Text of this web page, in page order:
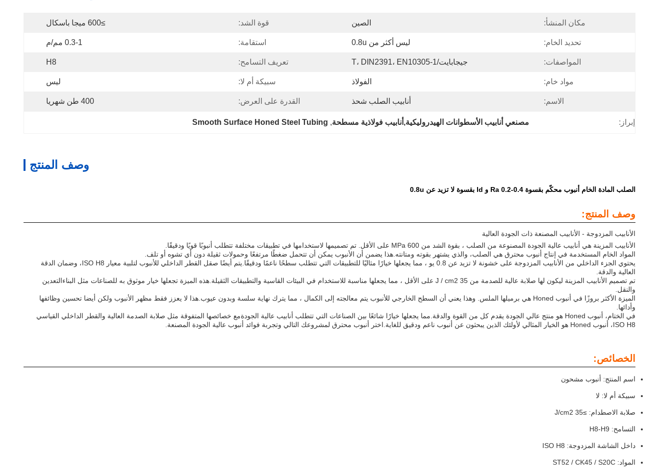
مكان المنشأ: الصين قوة الشد: ≥600 ميجا باسكال
تحديد الخام: ليس أكثر من 0.8u استقامة: 0.3-1 مم/م
المواصفات: جيجابايت/T، DIN2391، EN10305-1 تعريف التسامح: H8
مواد خام: الفولاذ سبيكة أم لا: ليس
الاسم: أنابيب الصلب شحذ القدرة على العرض: 400 طن شهريا
إبراز: مصنعي أنابيب الأسطوانات الهيدروليكية,أنابيب فولاذية مسطحة,
Smooth Surface Honed Steel Tubing
وصف المنتج
الصلب المادة الخام أنبوب محكّم بقسوة Ra 0.2-0.4 و Id بقسوة لا تزيد عن 0.8u
وصف المنتج:
الأنابيب المزدوجة - الأنابيب المصنعة ذات الجودة العالية
الأنابيب المزينة هي أنابيب عالية الجودة المصنوعة من الصلب ، بقوة الشد من 600 MPa على الأقل. تم تصميمها لاستخدامها في تطبيقات مختلفة تتطلب أنبوبًا قويًا ودقيقًا.
المواد الخام المستخدمة في إنتاج أنبوب محترق هي الصلب، والذي يشتهر بقوته ومتانته.هذا يضمن أن الأنبوب يمكن أن تتحمل ضغطًا مرتفعًا وحمولات ثقيلة دون أي تشوه أو تلف.
يحتوي الجزء الداخلي من الأنابيب المزدوجة على خشونة لا تزيد عن 0.8 يو ، مما يجعلها خيارًا مثاليًا للتطبيقات التي تتطلب سطحًا ناعمًا ودقيقًا.يتم أيضًا صقل القطر الداخلي للأنبوب لتلبية معيار ISO H8، وضمان الدقة
العالية والدقة.
تم تصميم الأنابيب المزينة ليكون لها صلابة عالية للصدمة من 35 J / cm2 على الأقل ، مما يجعلها مناسبة للاستخدام في البيئات القاسية والتطبيقات الثقيلة.هذه الميزة تجعلها خيار موثوق به للصناعات مثل البناءالتعدين
والنقل.
الميزة الأكثر بروزًا في أنبوب Honed هي برميلها الملس. وهذا يعني أن السطح الخارجي للأنبوب يتم معالجته إلى الكمال ، مما يترك نهاية سلسة وبدون عيوب.هذا لا يعزز فقط مظهر الأنبوب ولكن أيضا تحسين وظائفها
وأدائها.
في الختام، أنبوب Honed هو منتج عالي الجودة يقدم كل من القوة والدقة.مما يجعلها خيارًا شائعًا بين الصناعات التي تتطلب أنابيب عالية الجودةمع خصائصها المتفوقة مثل صلابة الصدمة العالية والقطر الداخلي القياسي
ISO H8، أنبوب Honed هو الخيار المثالي لأولئك الذين يبحثون عن أنبوب ناعم ودقيق للغاية.اختر أنبوب محترق لمشروعك التالي وتجربة فوائد أنبوب عالية الجودة المصنعة.
الخصائص:
اسم المنتج: أنبوب مشحون
سبيكة أم لا: لا
صلابة الاصطدام: ≥35 J/cm2
التسامح: H8-H9
داخل الشاشة المزدوجة: ISO H8
المواد: ST52 / CK45 / S20C